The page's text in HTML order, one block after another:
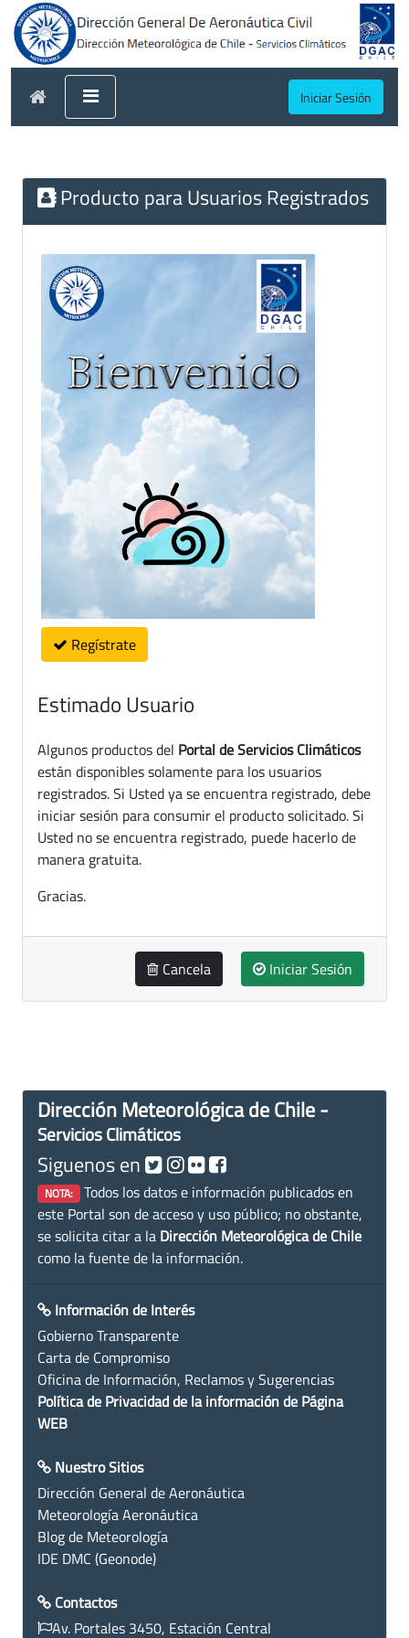
Iniciar Sesión
Producto para Usuarios Registrados
Regístrate
Estimado Usuario
Algunos productos del Portal de Servicios Climáticos
están disponibles solamente para los usuarios
registrados. Si Usted ya se encuentra registrado, debe
iniciar sesión para consumir el producto solicitado. Si
Usted no se encuentra registrado, puede hacerlo de
manera gratuita.
Gracias.
Cancela Iniciar Sesión
Dirección Meteorológica de Chile -
Servicios Climáticos
Siguenos en
NOTA: Todos los datos e información publicados en
este Portal son de acceso y uso público; no obstante,
se solicita citar a la Dirección Meteorológica de Chile
como la fuente de la información.
Información de Interés
Gobierno Transparente
Carta de Compromiso
Oficina de Información, Reclamos y Sugerencias
Política de Privacidad de la información de Página
WEB
Nuestro Sitios
Dirección General de Aeronáutica
Meteorología Aeronáutica
Blog de Meteorología
IDE DMC (Geonode)
Contactos
Av. Portales 3450, Estación Central